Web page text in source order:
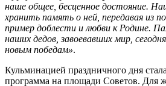
наше общее, бесценное достояние.
хранить память о ней, передавая из
пример доблести и любви к Родине.
наших дедов, завоевавших мир,
новым победам».
Кульминацией праздничного дня
программа на площади Советов. Для